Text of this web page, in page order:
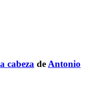
cabeza deAntonio